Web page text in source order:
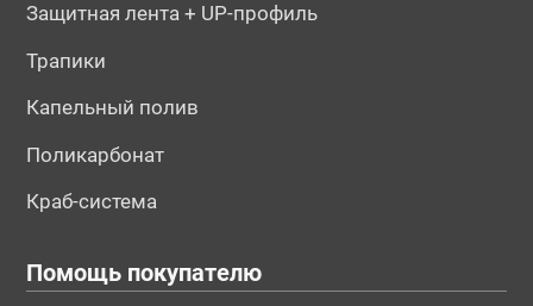
Защитная лента + UP-профиль
Трапики
Капельный полив
Поликарбонат
Краб-система
Помощь покупателю